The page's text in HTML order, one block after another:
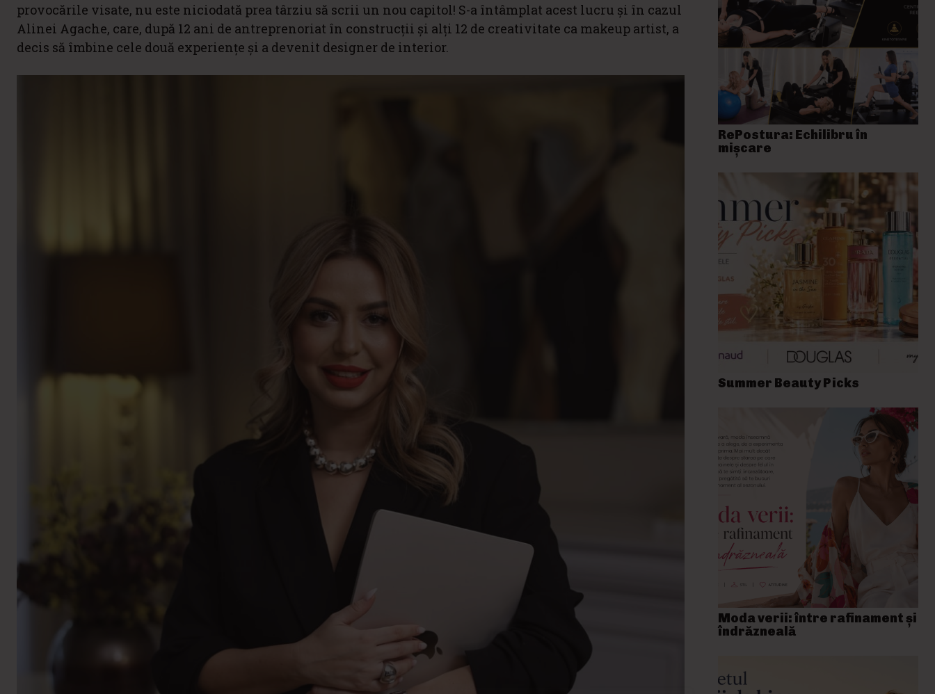
provocările visate, nu este niciodată prea târziu să scrii un nou capitol! S-a întâmplat acest lucru și în cazul
Alinei Agache, care, după 12 ani de antreprenoriat în construcții și alți 12 de creativitate ca makeup artist, a
decis să îmbine cele două experiențe și a devenit designer de interior.
RePostura: Echilibru în
mișcare
Summer Beauty Picks
Moda verii: între rafinament și
îndrăzneală